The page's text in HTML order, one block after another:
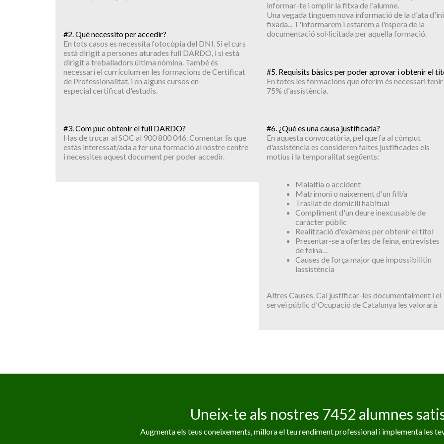
#2. Què necessito per accedir?
En tots casos es necessita fotocòpia del DNI. Si el curs
està dirigit a persones aturades full DARDO, i si està
dirigit a treballadors última nòmina. També és
necessari el currículum en les formacions de Certificat
de Professionalitat, i en alguns cursos en
especial certificat d'estudis.
#3. Com puc obtenir el full DARDO?
Has de trucar al SOC al 900 800 046. Comentar lis que
estàs interessat/ada a fer una formació al nostre centre
i necessites aquest document per poder accedir.
informar-te i omplir la fitxa de l'alumne.
Una vegada tinguem nova informació de la d'ata
fixada... T'informarem i estarem a l'espera de la
documentació sol·licitada per aquella formació.
#5. Requisits bàsics per poder aprovar i obtenir el
En totes les formacions que oferim és necessari tenir
75% d'assistència.
#6. ¿Què es una causa justificada?
En aquesta convocatòria, pel que fa al còmput
d'assistència es consideren faltes justificades els
motius i la temporalitat següents:
Malaltia o accident
Matrimoni o naixement d'un fill/a
Trasllat de domicili habitual
Compliment d'un deure inexcusable de
caràcter públic
Realització d'exàmens per obtenir el títol
Presentar-se a ofertes de feina, entrevistes
de feina…
Causes de força major que impossibilitin
lassistència
Altres Causes. Cal justificar-les documentalment i el
servei públic d'Ocupació de Catalunya les valorarà
Uneix-te als nostres 7452 alumnes
Augmenta els teus coneixements, millora el teu rendiment professional i implementa les